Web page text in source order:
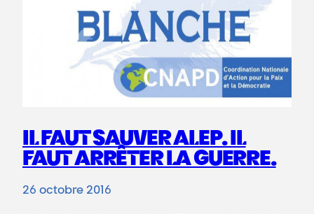
IL FAUT SAUVER ALEP. IL
FAUT ARRÊTER LA GUERRE.
26 octobre 2016